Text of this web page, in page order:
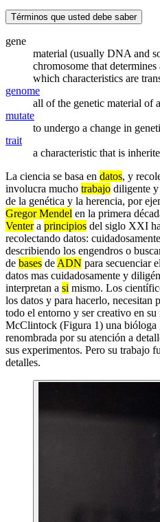
Términos que usted debe saber
gene
material (usually DNA and
chromosome that
which characteristics are
genome
all of the genetic material of
mutate
to undergo a change in
trait
a characteristic that is
La ciencia se basa en datos, y
involucra mucho trabajo diligente y
de la genética y la herencia, por
Gregor Mendel en la primera
Ventera principios del siglo XXI
recolectando datos:
describiendo los engendros o
de bases de ADN para secuenciar
datos mas cuidadosamente y
interpretan a si mismo. Los
los datos y para hacerlo, necesitan
todo el entorno y ser creativo en su
McClintock (Figura 1) una bióloga
renombrada por su atención a
sus experimentos. Pero su trabajo
detalles.